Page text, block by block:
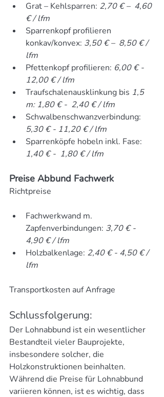
Grat – Kehlsparren: 2,70 € –  4,60
€ / lfm
Sparrenkopf profilieren
konkav/konvex: 3,50 € –  8,50 € /
lfm
Pfettenkopf profilieren: 6,00 € -
12,00 € / lfm
Traufschalenausklinkung bis 1,5
m: 1,80 € -  2,40 € / lfm
Schwalbenschwanzverbindung:
5,30 € - 11,20 € / lfm
Sparrenköpfe hobeln inkl. Fase:
1,40 € -  1,80 € / lfm
Preise Abbund Fachwerk
Richtpreise
Fachwerkwand m.
Zapfenverbindungen: 3,70 € -
4,90 € / lfm
Holzbalkenlage: 2,40 € - 4,50 € /
lfm
Transportkosten auf Anfrage
Schlussfolgerung:
Der Lohnabbund ist ein wesentlicher
Bestandteil vieler Bauprojekte,
insbesondere solcher, die
Holzkonstruktionen beinhalten.
Während die Preise für Lohnabbund
variieren können, ist es wichtig, dass